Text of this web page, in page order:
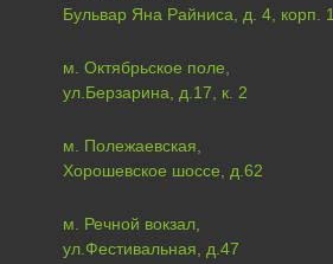
Бульвар Яна Райниса, д. 4, корп. 1
м. Октябрьское поле,
ул.Берзарина, д.17, к. 2
м. Полежаевская,
Хорошевское шоссе, д.62
м. Речной вокзал,
ул.Фестивальная, д.47